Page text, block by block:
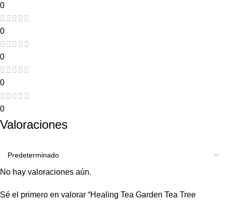
0
0
0
0
0
Valoraciones
No hay valoraciones aún.
Sé el primero en valorar “Healing Tea Garden Tea Tree